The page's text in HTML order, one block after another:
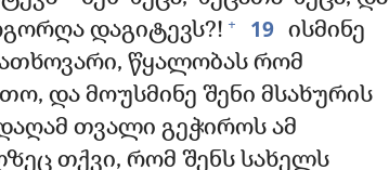
დაგიტევს?! + 19 ისმინე
წყალობას რომ
და მოუსმინე შენი მსახურის
თვალი გეჭიროს ამ
თქვი, რომ შენს სახელს